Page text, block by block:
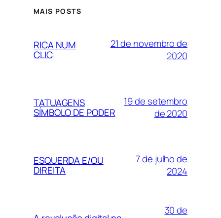
MAIS POSTS
RICA NUM
CLIC
21 de novembro de
2020
TATUAGENS
SÍMBOLO DE PODER
19 de setembro
de 2020
ESQUERDA E/OU
DIREITA
7 de julho de
2024
30 de